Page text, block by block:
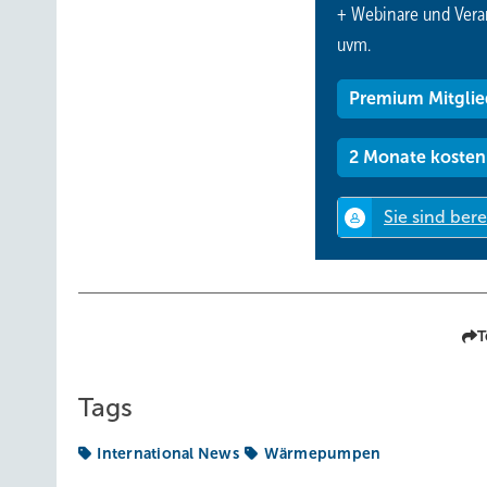
+ Webinare und
uvm.
Premium
2 Monate
Tags
International News Wärmepumpen